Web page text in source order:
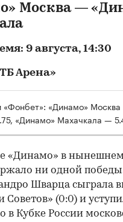
Москва —
9 августа, 14:30
Арена»
«Фонбет»: «Динамо»
«Динамо» Махачкала —
«Динамо» в
ни одной
Шварца сыграла
(0:0) и
в Кубке России